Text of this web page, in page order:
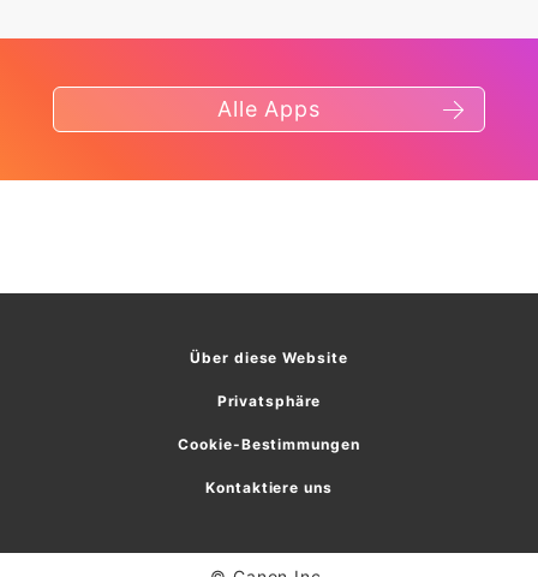
Alle Apps
Über diese Website
Privatsphäre
Cookie-Bestimmungen
Kontaktiere uns